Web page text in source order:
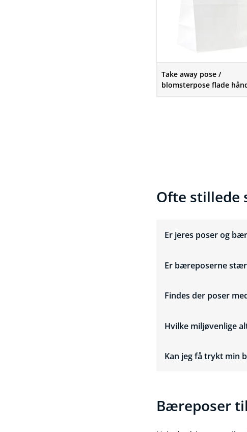
Take away pose /
blomsterpose flade
hvid
Ofte stillede
Er jeres poser og
Er bæreposerne
Findes der poser
Hvilke miljøvenlige
Kan jeg få trykt min
Bæreposer